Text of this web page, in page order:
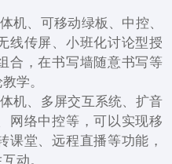
机、可移动绿板、中控、
线传屏、小班化讨论型授
合，在书写墙随意书写等
学。
机、多屏交互系统、扩音
网络中控等，可以实现移
课堂、远程直播等功能，
动。